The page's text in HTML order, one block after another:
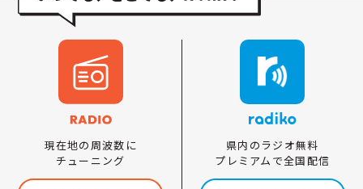
現在地の周波数に
チューニング
県内のラジオ無料
プレミアムで全国配信